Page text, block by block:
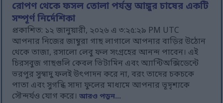
রোপণ থেকে ফসল তোলা পর্যন্ত আঙ্গুর চাষের একটি
সম্পূর্ণ নির্দেশিকা
প্রকাশিত: ১২ জানুয়ারী, ২০২৬ এ ৩:২৫:২৯ PM UTC
আপনার নিজের জাম্বুরা গাছ লাগালে আপনার বাড়ির উঠোন
থেকে তাজা, রসালো লেবু ফল সংগ্রহের আনন্দ পাবেন। এই
চিরসবুজ গাছগুলি কেবল ভিটামিন এবং অ্যান্টিঅক্সিডেন্টে
ভরপুর সুস্বাদু ফলই উৎপাদন করে না, বরং তাদের চকচকে
পাতা এবং সুগন্ধি সাদা ফুলের মাধ্যমে আপনার ভূদৃশ্যকে
সৌন্দর্যও যোগ করে।আরও পড়ুন...